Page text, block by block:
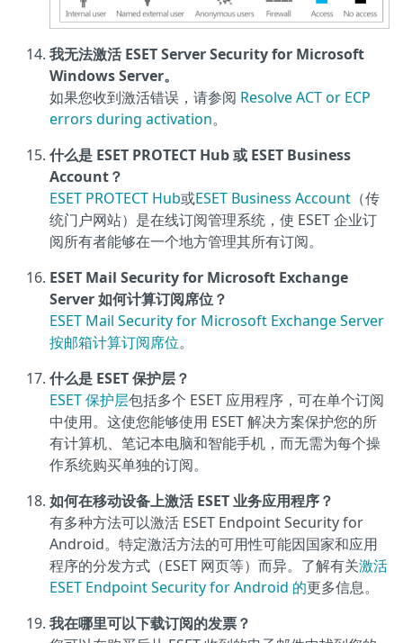
我无法激活 ESET Server Security for Microsoft
Windows Server。
如果您收到激活错误，请参阅 Resolve ACT or ECP
errors during activation。
什么是 ESET PROTECT Hub 或 ESET Business
Account？
ESET PROTECT Hub或ESET Business Account （传
统门户网站）是在线订阅管理系统，使 ESET 企业订
阅所有者能够在一个地方管理其所有订阅。
ESET Mail Security for Microsoft Exchange
Server 如何计算订阅席位？
ESET Mail Security for Microsoft Exchange Server
按邮箱计算订阅席位。
什么是 ESET 保护层？
ESET 保护层包括多个 ESET 应用程序，可在单个订阅
中使用。这使您能够使用 ESET 解决方案保护您的所
有计算机、笔记本电脑和智能手机，而无需为每个操
作系统购买单独的订阅。
如何在移动设备上激活 ESET 业务应用程序？
有多种方法可以激活 ESET Endpoint Security for
Android。特定激活方法的可用性可能因国家和应用
程序的分发方式（ESET 网页等）而异。了解有关激活
ESET Endpoint Security for Android 的更多信息。
我在哪里可以下载订阅的发票？